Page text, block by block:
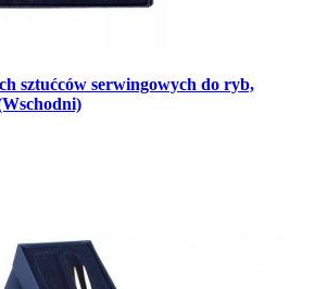
sztućców serwingowych do ryb,